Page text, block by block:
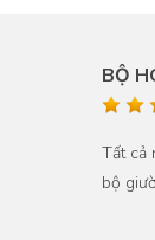
BỘ
Tất cả
bộ